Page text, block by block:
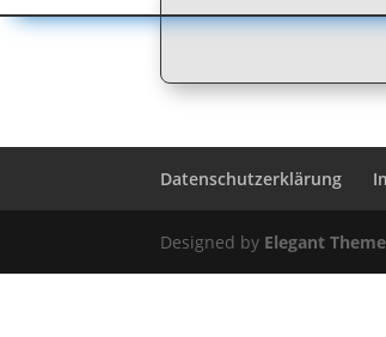
Datenschutzerklärung
Designed by Elegant